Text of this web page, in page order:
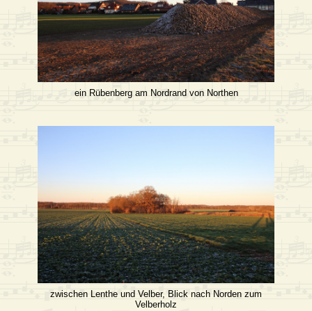
ein Rübenberg am Nordrand von Northen
zwischen Lenthe und Velber, Blick nach Norden zum
Velberholz